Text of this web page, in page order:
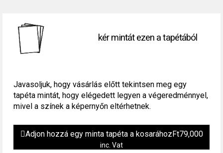
kér mintát ezen a tapétából
Javasoljuk, hogy vásárlás előtt tekintsen meg egy
tapéta mintát, hogy elégedett legyen a végeredménnyel,
mivel a színek a képernyőn eltérhetnek.
Adjon hozzá egy minta tapéta a kosarához Ft79,000
inc. Vat